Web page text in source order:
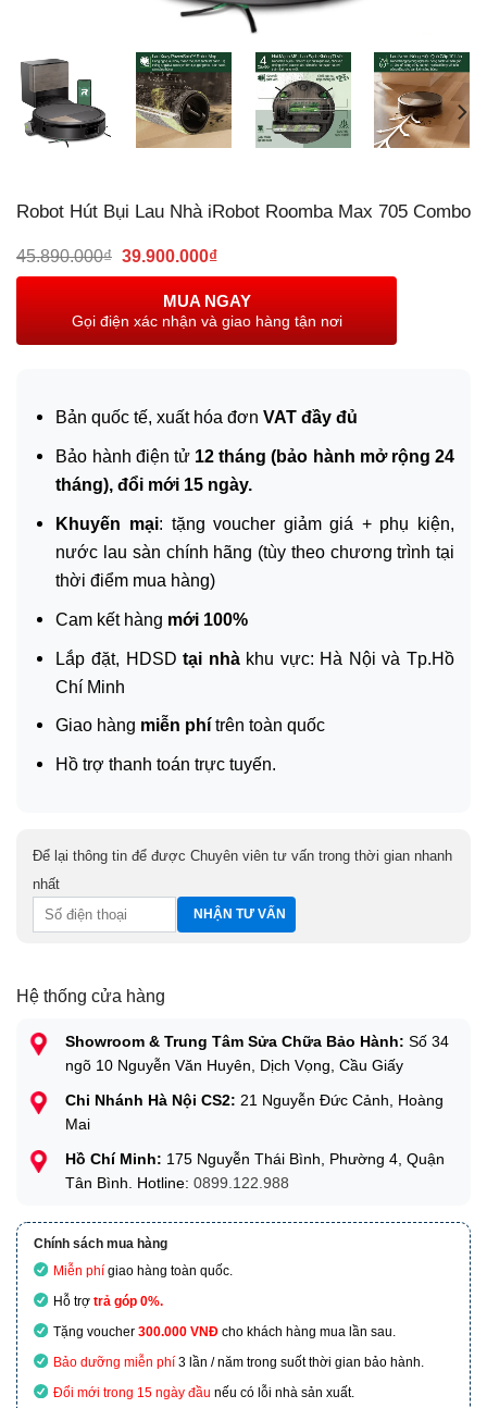
Robot Hút Bụi Lau Nhà iRobot Roomba Max 705 Combo
45.890.000₫ Giá
gốc
45.890.000₫.
39.900.000₫Giá
hiện
là:
39.900.000₫.
MUA NGAY
Gọi điện xác nhận và giao hàng tận nơi
Bản quốc tế, xuất hóa đơnVAT đầy đủ
Bảo hành điện tử12 tháng (bảo hành mở rộng 24
tháng), đổi mới 15 ngày.
Khuyến mại: tặng voucher giảm giá + phụ kiện,
nước lau sàn chính hãng (tùy theo chương trình tại
thời điểm mua hàng)
Cam kết hàng mới 100%
Lắp đặt, HDSDtại nhà khu vực: Hà Nội và Tp.Hồ
Chí Minh
Giao hàng miễn phí trên toàn quốc
Hồ trợ thanh toán trực tuyến.
Để lại thông tin để được Chuyên viên tư vấn trong thời gian nhanh
nhất
Hệ thống cửa hàng
Showroom & Trung Tâm Sửa Chữa Bảo Hành: Số 34
ngõ 10 Nguyễn Văn Huyên, Dịch Vọng, Cầu Giấy
Chi Nhánh Hà Nội CS2: 21 Nguyễn Đức Cảnh, Hoàng
Mai
Hồ Chí Minh: 175 Nguyễn Thái Bình, Phường 4, Quận
Tân Bình. Hotline: 0899.122.988
Chính sách mua hàng
Miễn phí giao hàng toàn quốc.
Hỗ trợ trả góp 0%.
Tặng voucher 300.000 VNĐ cho khách hàng mua lần sau.
Bảo dưỡng miễn phí 3 lần / năm trong suốt thời gian bảo hành.
Đổi mới trong 15 ngày đầu nếu có lỗi nhà sản xuất.